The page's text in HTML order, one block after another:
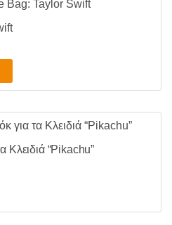
Κλειδιά “Pikachu”